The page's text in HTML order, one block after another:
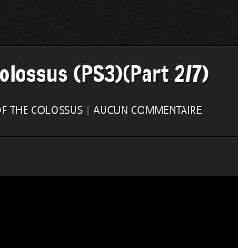
(PS3)(Part 2/7)
THE COLOSSUS | AUCUN COMMENTAIRE.